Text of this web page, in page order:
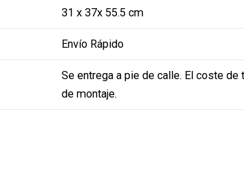
31 x 37x 55.5 cm
Envío Rápido
Se entrega a pie de calle. El coste
de montaje.